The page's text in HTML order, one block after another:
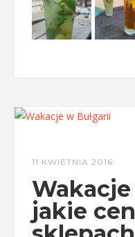
11 KWIETNIA 2016
Wakacje
jakie